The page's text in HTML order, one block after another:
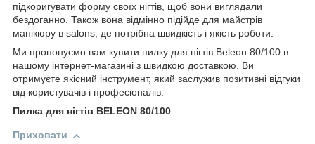
підкоригувати форму своїх нігтів, щоб вони виглядали
бездоганно. Також вона відмінно підійде для майстрів
манікюру в salons, де потрібна швидкість і якість роботи.
Ми пропонуємо вам купити пилку для нігтів Beleon 80/100 в
нашому інтернет-магазині з швидкою доставкою. Ви
отримуєте якісний інструмент, який заслужив позитивні відгуки
від користувачів і професіоналів.
Пилка для нігтів BELEON 80/100
Приховати